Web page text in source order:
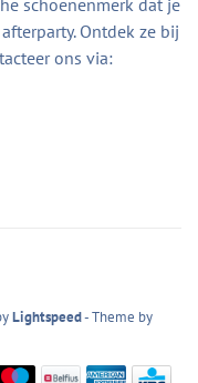
schoenenmerk dat je
Ontdek ze bij
ons via:
Lightspeed- Theme by